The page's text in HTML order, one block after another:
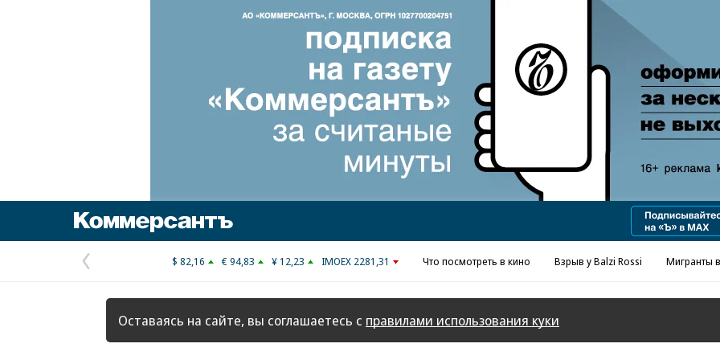
Реклама в «Ъ» www.kommersant.ru/ad
Предыдущая
страница
$ 82,16 € 94,83 ¥ 12,23 IMOEX 2281,31 Что посмотреть в кино Взрыв у Balzi Rossi Мигранты
Оставаясь на сайте, вы соглашаетесь с правилами использования куки